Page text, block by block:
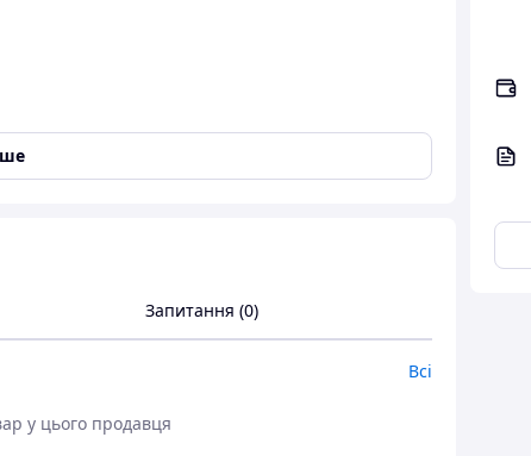
латуні, пластику тощо
Запитання (0)
Всі
у цього продавця